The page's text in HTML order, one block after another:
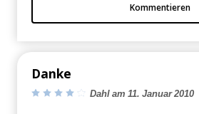
Kommentieren
Danke
Dahl am 11. Januar 2010